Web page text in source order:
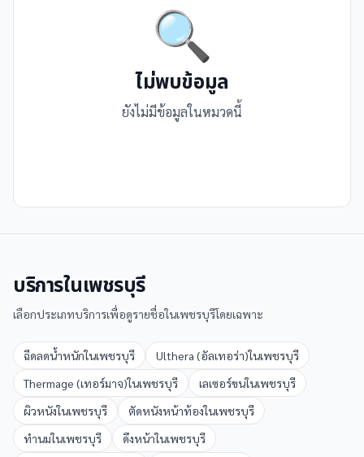
🔍
ไม่พบข้อมูล
ยังไม่มีข้อมูลในหมวดนี้
บริการในเพชรบุรี
เลือกประเภทบริการเพื่อดูรายชื่อในเพชรบุรีโดยเฉพาะ
ฉีดลดน้ำหนักในเพชรบุรี Ulthera (อัลเทอร่า)ในเพชรบุรี
Thermage (เทอร์มาจ)ในเพชรบุรี เลเซอร์ขนในเพชรบุรี
ผิวหนังในเพชรบุรี ตัดหนังหน้าท้องในเพชรบุรี
ทำนมในเพชรบุรี ดึงหน้าในเพชรบุรี